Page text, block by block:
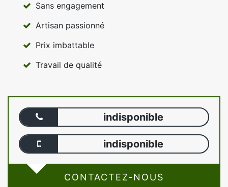
Sans engagement
Artisan passionné
Prix imbattable
Travail de qualité
indisponible
indisponible
CONTACTEZ-NOUS